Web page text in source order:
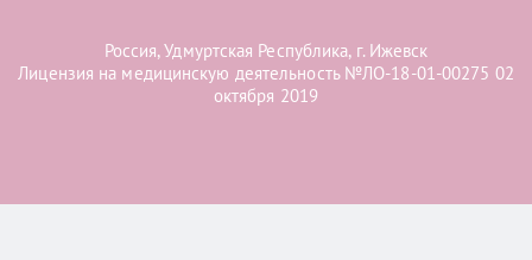
Россия, Удмуртская Республика, г. Ижевск
Лицензия на медицинскую деятельность №ЛО-18-01-00275 02
октября 2019